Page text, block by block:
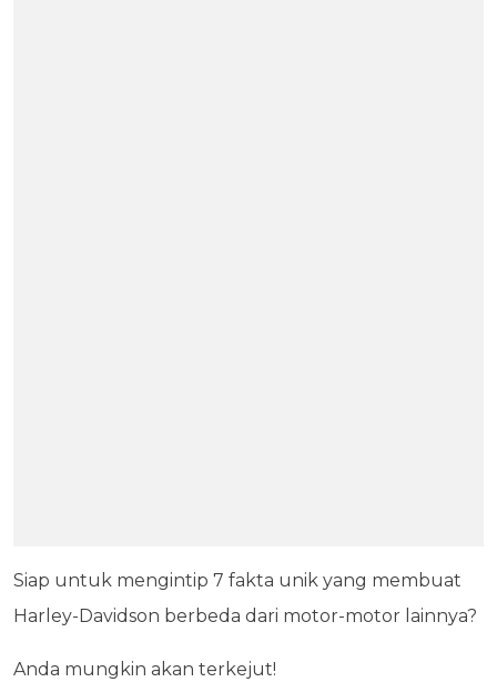
Siap untuk mengintip 7 fakta unik yang membuat
Harley-Davidson berbeda dari motor-motor lainnya?
Anda mungkin akan terkejut!